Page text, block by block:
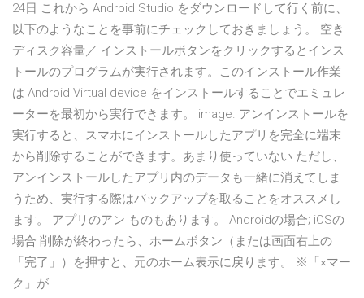
24日 これから Android Studio をダウンロードして行く前に、
以下のようなことを事前にチェックしておきましょう。 空き
ディスク容量／ インストールボタンをクリックするとインス
トールのプログラムが実行されます。このインストール作業
は Android Virtual device をインストールすることでエミュレ
ーターを最初から実行できます。 image. アンインストールを
実行すると、スマホにインストールしたアプリを完全に端末
から削除することができます。あまり使っていない ただし、
アンインストールしたアプリ内のデータも一緒に消えてしま
うため、実行する際はバックアップを取ることをオススメし
ます。 アプリのアン ものもあります。 Androidの場合; iOSの
場合 削除が終わったら、ホームボタン（または画面右上の
「完了」）を押すと、元のホーム表示に戻ります。 ※「×マー
ク」が